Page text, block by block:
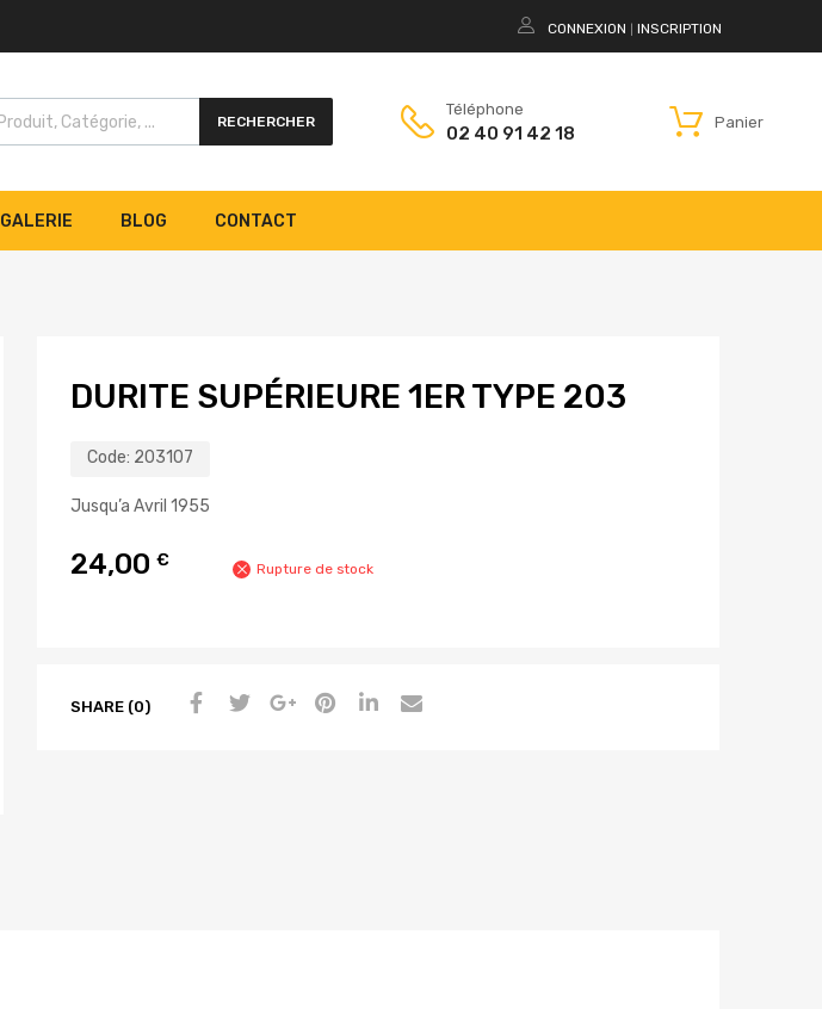
CONNEXION INSCRIPTION
RECHERCHER
Téléphone
02 40 91 42 18
Panier
GALERIE BLOG CONTACT
DURITE SUPÉRIEURE 1ER TYPE 203
Code: 203107
Jusqu’a Avril 1955
24,00 € Rupture de stock
SHARE (0)